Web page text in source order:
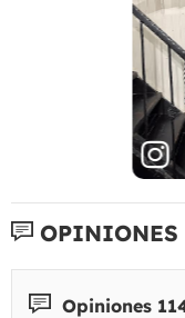
OPINIONES
Opiniones